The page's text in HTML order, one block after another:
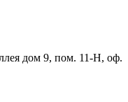
дом 9, пом. 11-Н, оф.